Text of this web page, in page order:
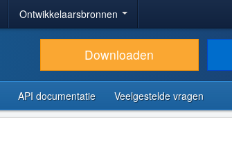
Ontwikkelaarsbronnen
Downloaden
API documentatie Veelgestelde vragen